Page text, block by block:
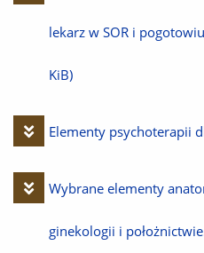
plik
lekarz w SOR i
KiB)
Pobierz
Elementy psychoterapii
Pobierz
plik
Wybrane elementy
ginekologii i